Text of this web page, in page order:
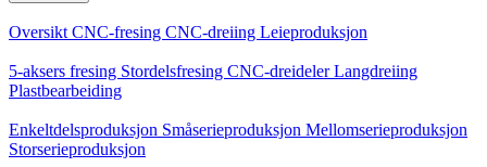
Oversikt CNC-fresing CNC-dreiing Leieproduksjon
5-aksers fresing Stordelsfresing CNC-dreidelerLangdreiing
Plastbearbeiding
Enkeltdelsproduksjon Småserieproduksjon Mellomserieproduksjon
Storserieproduksjon